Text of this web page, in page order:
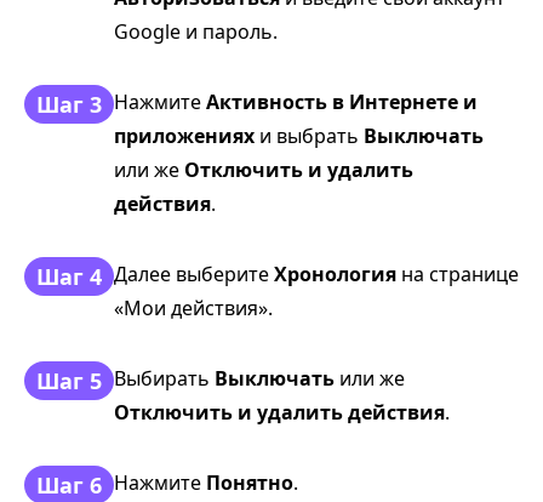
Google и пароль.
Шаг 3 НажмитеАктивность в Интернете и
приложениях и выбрать Выключать
или же Отключить и удалить
действия.
Шаг 4 Далее выберитеХронология на странице
«Мои действия».
Шаг 5 Выбирать Выключать или же
Отключить и удалить действия.
Шаг 6 Нажмите Понятно.